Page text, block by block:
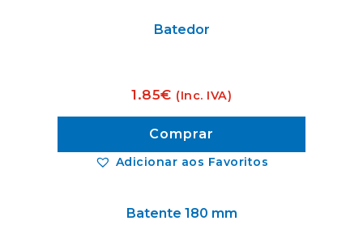
Adicionar aos Favoritos
Batedor
1.85€ (Inc. IVA)
Comprar
Batente 180 mm